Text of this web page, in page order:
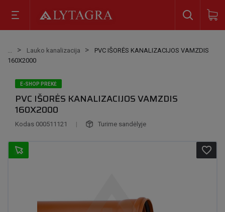
Lauko kanalizacija
PVC IŠORĖS KANALIZACIJOS VAMZDIS
160X2000
E-SHOP PREKĖ
PVC IŠORĖS KANALIZACIJOS VAMZDIS
160X2000
Kodas 000511121 | Turime sandėlyje
favorite_border